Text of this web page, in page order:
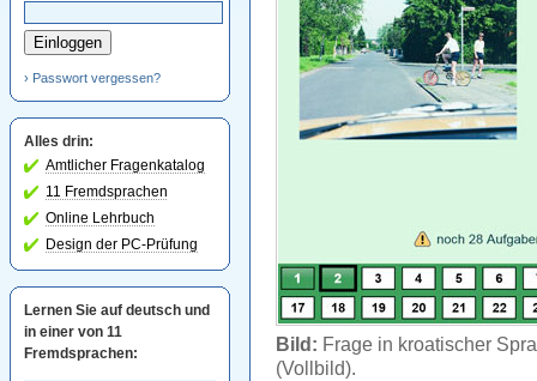
› Passwort vergessen?
Alles drin:
Amtlicher Fragenkatalog
11 Fremdsprachen
Online Lehrbuch
Design der PC-Prüfung
Lernen Sie auf deutsch und
in einer von 11
Fremdsprachen:
Bild: Frage in kroatischer
(Vollbild).